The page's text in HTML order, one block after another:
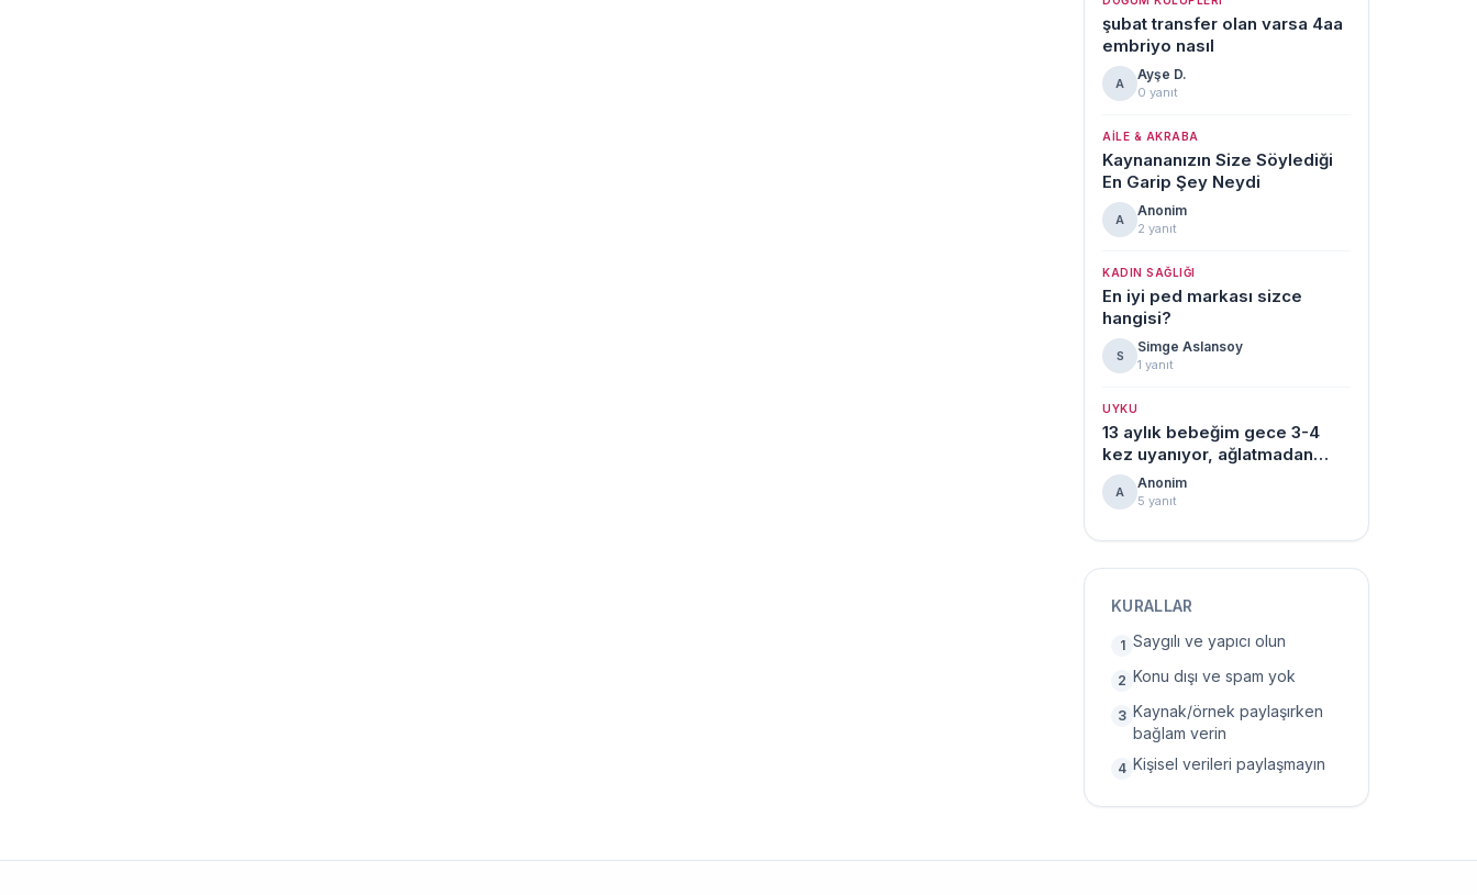
şubat transfer olan varsa 4aa
embriyo nasıl
A
Ayşe D.
0 yanıt
AILE & AKRABA
Kaynananızın Size Söylediği
En Garip Şey Neydi
A
Anonim
2 yanıt
KADIN SAĞLIĞI
En iyi ped markası sizce
hangisi?
S
Simge Aslansoy
1 yanıt
UYKU
13 aylık bebeğim gece 3-4
kez uyanıyor, ağlatmadan
uyku düzeni kuran var mı?
A
Anonim
5 yanıt
KURALLAR
1 Saygılı ve yapıcı olun
2 Konu dışı ve spam yok
3 Kaynak/örnek paylaşırken
bağlam verin
4 Kişisel verileri paylaşmayın